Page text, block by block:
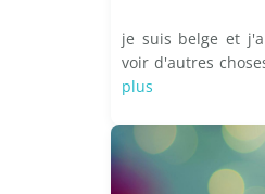
je suis belge et
voir d'autres
plus